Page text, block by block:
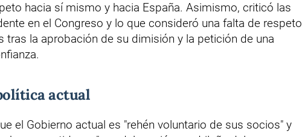
hacia sí mismo y hacia España. Asimismo, criticó las
en el Congreso y lo que consideró una falta de respeto
tras la aprobación de su dimisión y la petición de una
actual
el Gobierno actual es "rehén voluntario de sus socios" y